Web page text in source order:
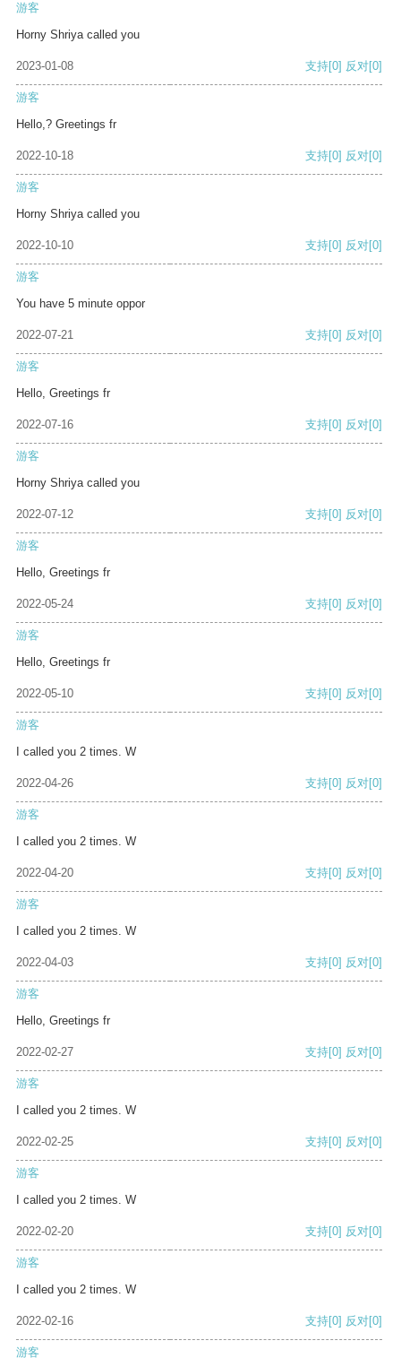
游客
Horny Shriya called you
2023-01-08 支持[0] 反对[0]
游客
Hello,? Greetings fr
2022-10-18 支持[0] 反对[0]
游客
Horny Shriya called you
2022-10-10 支持[0] 反对[0]
游客
You have 5 minute oppor
2022-07-21 支持[0] 反对[0]
游客
Hello, Greetings fr
2022-07-16 支持[0] 反对[0]
游客
Horny Shriya called you
2022-07-12 支持[0] 反对[0]
游客
Hello, Greetings fr
2022-05-24 支持[0] 反对[0]
游客
Hello, Greetings fr
2022-05-10 支持[0] 反对[0]
游客
I called you 2 times. W
2022-04-26 支持[0] 反对[0]
游客
I called you 2 times. W
2022-04-20 支持[0] 反对[0]
游客
I called you 2 times. W
2022-04-03 支持[0] 反对[0]
游客
Hello, Greetings fr
2022-02-27 支持[0] 反对[0]
游客
I called you 2 times. W
2022-02-25 支持[0] 反对[0]
游客
I called you 2 times. W
2022-02-20 支持[0] 反对[0]
游客
I called you 2 times. W
2022-02-16 支持[0] 反对[0]
游客